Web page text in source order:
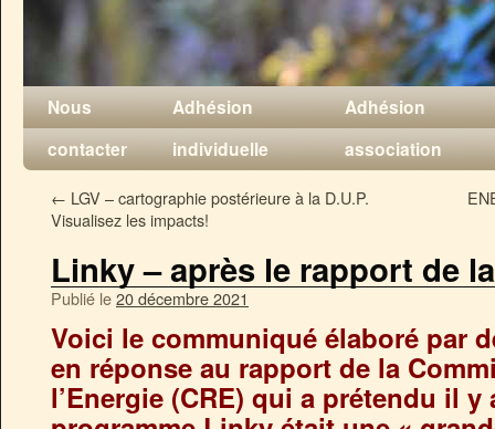
Nous
contacter
Adhésion
individuelle
Adhésion
association
← LGV – cartographie postérieure à la D.U.P.
Visualisez les impacts!
Linky – après le rapport de
Publié le20 décembre 2021
Voici le communiqué élaboré par
en réponse au rapport de la
l’Energie (CRE) qui a prétendu il